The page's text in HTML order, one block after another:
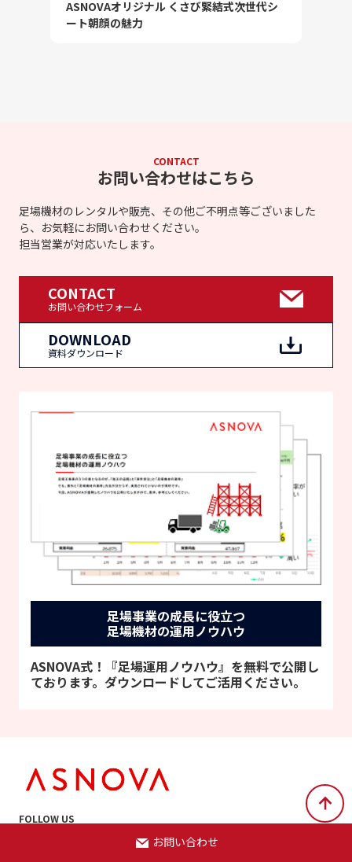
ASNOVAオリジナル くさび緊結式次世代シ
ート朝顔の魅力
CONTACT
お問い合わせはこちら
足場機材のレンタルや販売、その他ご不明点等ございました
ら、お気軽にお問い合わせください。
担当営業が対応いたします。
DOWNLOAD
資料ダウンロード
CONTACT
お問い合わせフォーム
足場事業の成長に役立つ
足場機材の運用ノウハウ
ASNOVA式！『足場運用ノウハウ』を無料で公開し
ております。ダウンロードしてご活用ください。
FOLLOW US
お問い合わせ